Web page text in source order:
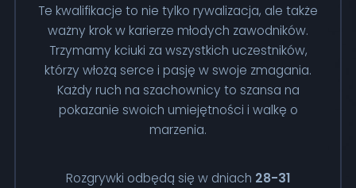
Te kwalifikacje to nie tylko rywalizacja, ale także
ważny krok w karierze młodych zawodników.
Trzymamy kciuki za wszystkich uczestników,
którzy włożą serce i pasję w swoje zmagania.
Każdy ruch na szachownicy to szansa na
pokazanie swoich umiejętności i walkę o
marzenia.
Rozgrywki odbędą się w dniach 28-31